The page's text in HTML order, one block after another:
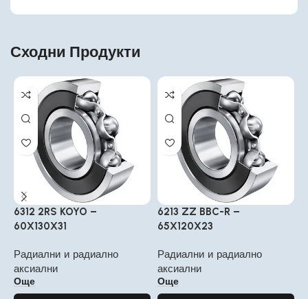
Сходни Продукти
6312 2RS KOYO –
60X130X31
Радиални и радиално
аксиални
Още
6213 ZZ BBC-R –
65X120X23
Радиални и радиално
аксиални
Още